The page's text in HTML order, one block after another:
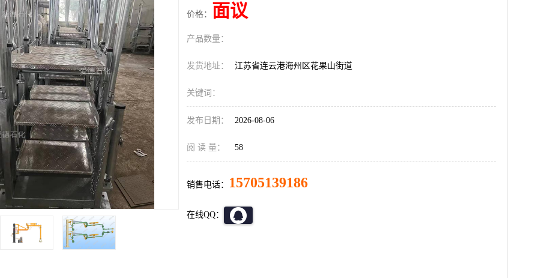
价格： 面议
产品数量：
发货地址： 江苏省连云港海州区花果山街道
关键词：
发布日期： 2026-08-06
阅 读 量： 58
销售电话： 15705139186
在线QQ：